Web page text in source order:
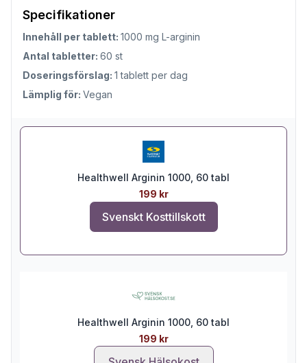
Specifikationer
Innehåll per tablett: 1000 mg L-arginin
Antal tabletter: 60 st
Doseringsförslag: 1 tablett per dag
Lämplig för: Vegan
Healthwell Arginin 1000, 60 tabl
199 kr
Svenskt Kosttillskott
Healthwell Arginin 1000, 60 tabl
199 kr